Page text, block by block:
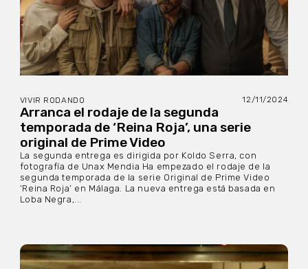
VIVIR RODANDO 12/11/2024
Arranca el rodaje de la segunda
temporada de ‘Reina Roja’, una serie
original de Prime Video
La segunda entrega es dirigida por Koldo Serra, con
fotografía de Unax Mendia Ha empezado el rodaje de la
segunda temporada de la serie Original de Prime Video
‘Reina Roja’ en Málaga. La nueva entrega está basada en
Loba Negra,...